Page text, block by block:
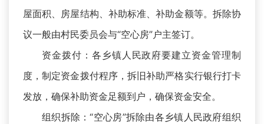
屋面积、房屋结构、补助标准、补助金额等。拆除协
议一般由村民委员会与“空心房”户主签订。
资金拨付：各乡镇人民政府要建立资金管理制
度，制定资金拨付程序，拆旧补助严格实行银行打卡
发放，确保补助资金足额到户，确保资金安全。
组织拆除：“空心房”拆除由各乡镇人民政府组织